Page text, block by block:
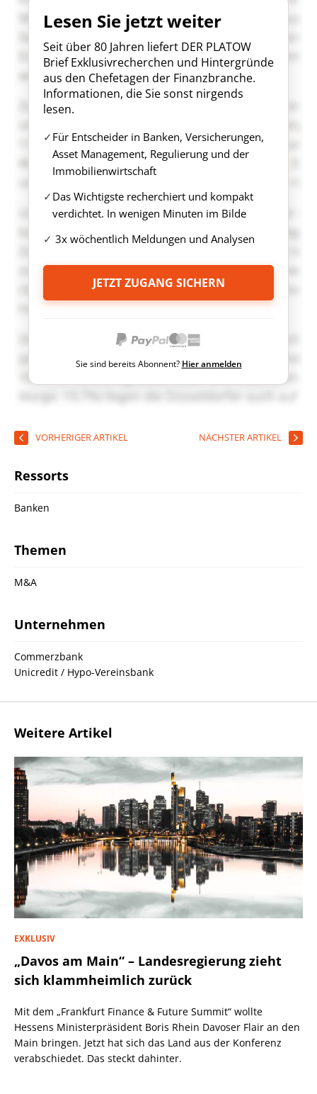
Lesen Sie jetzt weiter
Seit über 80 Jahren liefert DER PLATOW
Brief Exklusivrecherchen und Hintergründe
aus den Chefetagen der Finanzbranche.
Informationen, die Sie sonst nirgends
lesen.
Für Entscheider in Banken, Versicherungen,
Asset Management, Regulierung und der
Immobilienwirtschaft
Das Wichtigste recherchiert und kompakt
verdichtet. In wenigen Minuten im Bilde
3x wöchentlich Meldungen und Analysen
JETZT ZUGANG SICHERN
Sie sind bereits Abonnent? Hier anmelden
VORHERIGER ARTIKEL NÄCHSTER ARTIKEL
Ressorts
Banken
Themen
M&A
Unternehmen
Commerzbank
Unicredit / Hypo-Vereinsbank
Weitere Artikel
EXKLUSIV
„Davos am Main“ – Landesregierung zieht
sich klammheimlich zurück
Mit dem „Frankfurt Finance & Future Summit“ wollte
Hessens Ministerpräsident Boris Rhein Davoser Flair an den
Main bringen. Jetzt hat sich das Land aus der Konferenz
verabschiedet. Das steckt dahinter.